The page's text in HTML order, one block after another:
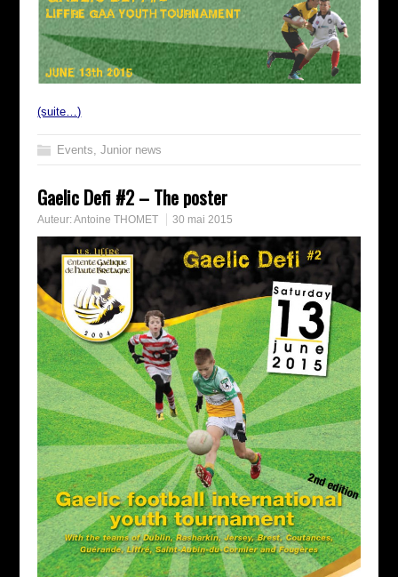
(suite…)
Events ,Junior news
Gaelic Defi #2 – The poster
Auteur:Antoine THOMET 30 mai 2015